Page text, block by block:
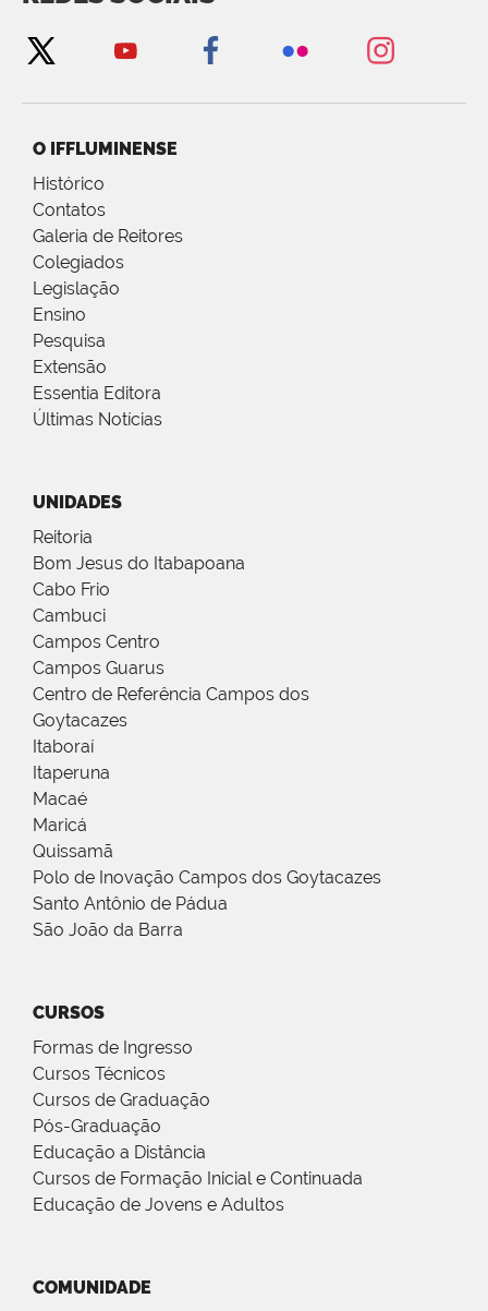
O IFFLUMINENSE
Histórico
Contatos
Galeria de Reitores
Colegiados
Legislação
Ensino
Pesquisa
Extensão
Essentia Editora
Últimas Notícias
UNIDADES
Reitoria
Bom Jesus do Itabapoana
Cabo Frio
Cambuci
Campos Centro
Campos Guarus
Centro de Referência Campos dos
Goytacazes
Itaboraí
Itaperuna
Macaé
Maricá
Quissamã
Polo de Inovação Campos dos Goytacazes
Santo Antônio de Pádua
São João da Barra
CURSOS
Formas de Ingresso
Cursos Técnicos
Cursos de Graduação
Pós-Graduação
Educação a Distância
Cursos de Formação Inicial e Continuada
Educação de Jovens e Adultos
COMUNIDADE